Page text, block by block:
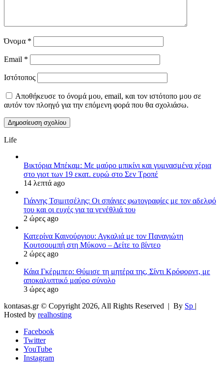
Όνομα *
Email *
Ιστότοπος
Αποθήκευσε το όνομά μου, email, και τον ιστότοπο μου σε
αυτόν τον πλοηγό για την επόμενη φορά που θα σχολιάσω.
Life
Βικτόρια Μπέκαμ: Με μαύρο μπικίνι και γυμνασμένα χέρια
στο γιοτ των 19 εκατ. ευρώ στο Σεν Τροπέ
14 λεπτά ago
Γιάννης Τσιμιτσέλης: Οι σπάνιες φωτογραφίες με τον αδελφό
του και οι ευχές για τα γενέθλιά του
2 ώρες ago
Κατερίνα Καινούργιου: Αγκαλιά με τον Παναγιώτη
Κουτσουμπή στη Μύκονο – Δείτε το βίντεο
2 ώρες ago
Κάια Γκέρμπερ: Θύμισε τη μητέρα της, Σίντι Κρόφορντ, με
αποκαλυπτικό μαύρο σύνολο
3 ώρες ago
kontasas.gr © Copyright 2026, All Rights Reserved | By Sp |
Hosted by realhosting
Facebook
Twitter
YouTube
Instagram